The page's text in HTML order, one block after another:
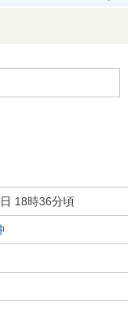
18時36分頃